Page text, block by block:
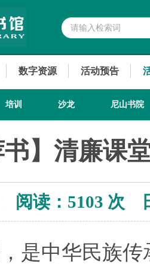
数字资源 活动预告
培训 沙龙 尼山书院
书】清廉课
阅读： 5103 次
是中华民族